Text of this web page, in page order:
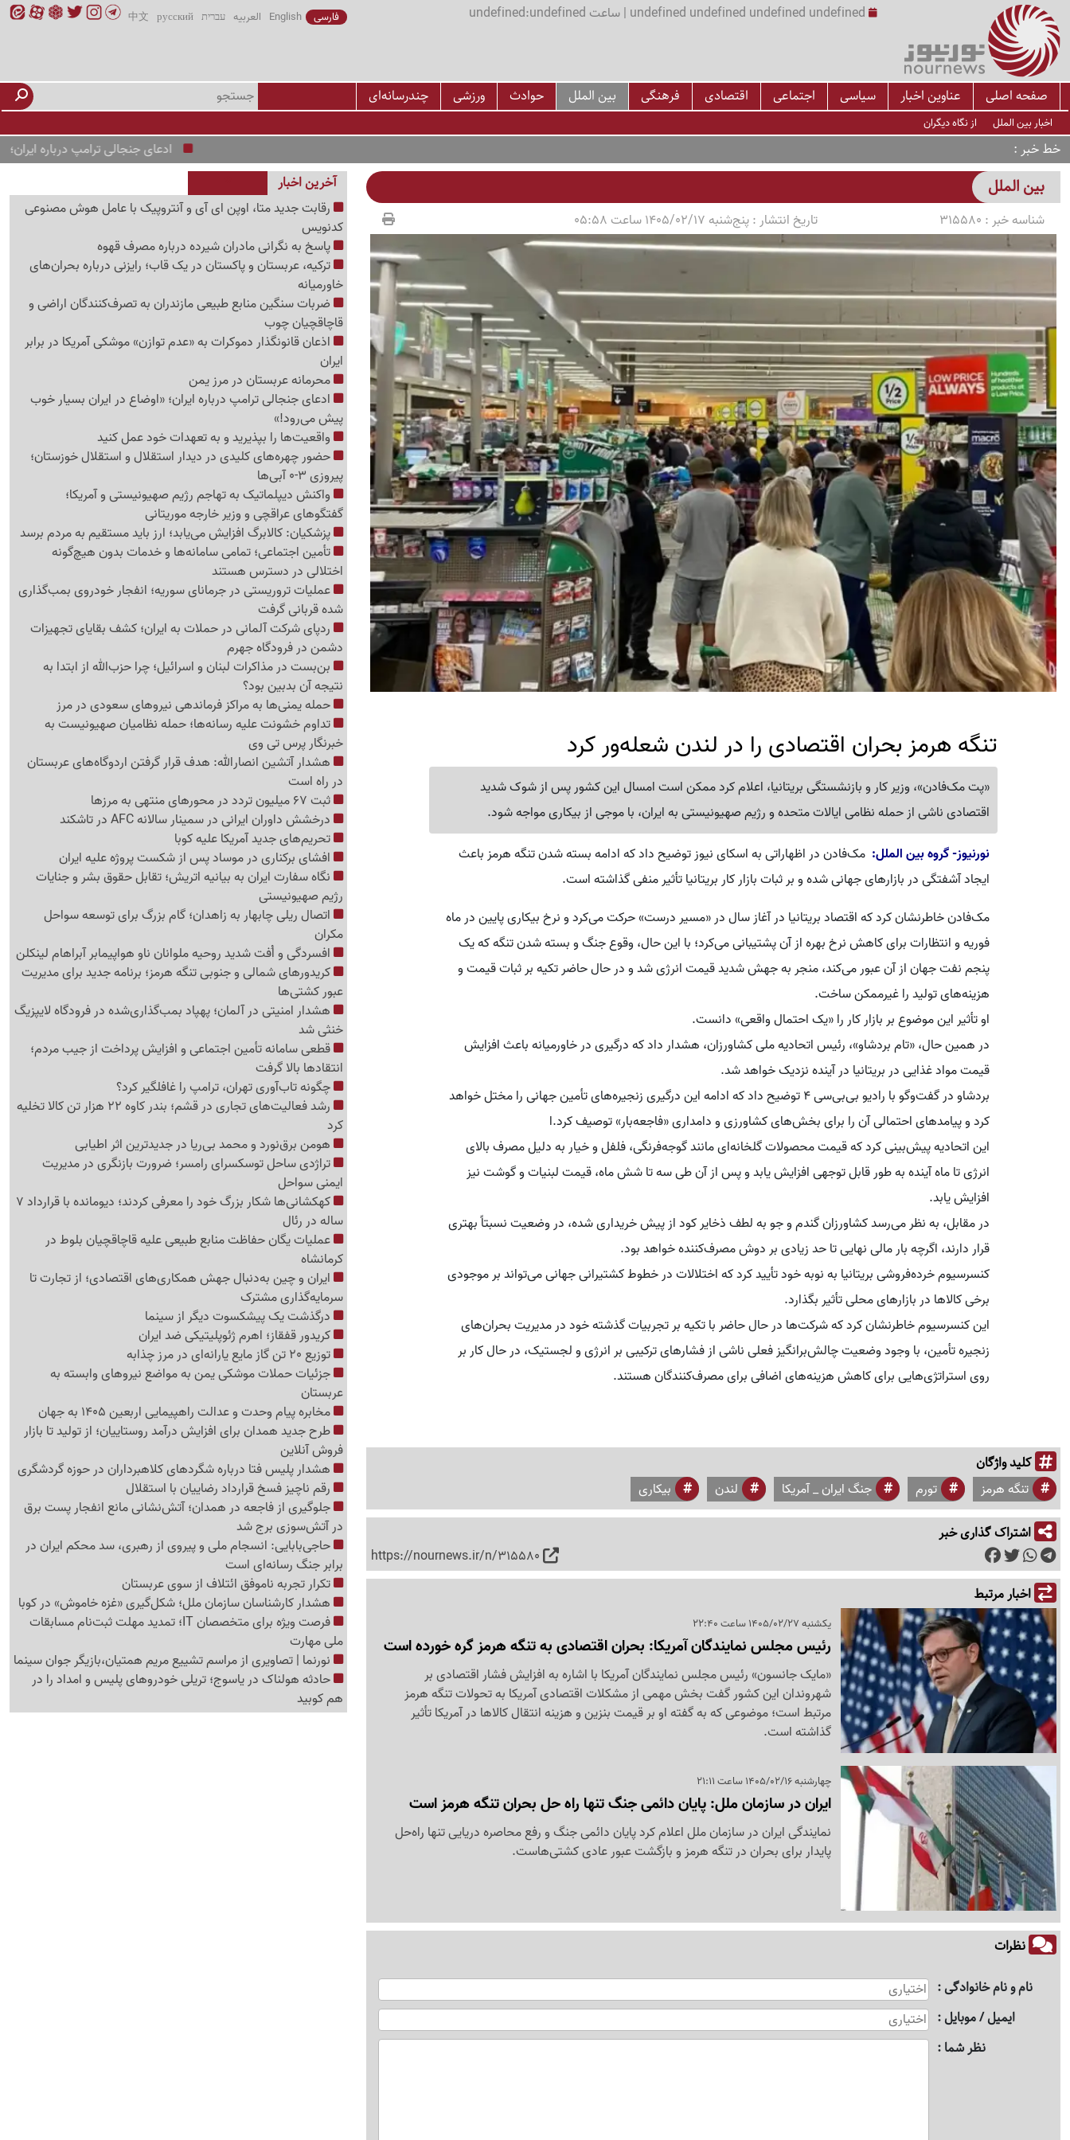
undefined undefined undefined undefined | ساعت undefined:undefined فارسی English العربیه עברית русский
中文
صفحه اصلی عناوین اخبار سیاسی اجتماعی اقتصادی فرهنگی بین الملل حوادث ورزشی چندرسانه‌ای
اخبار بین الملل از نگاه دیگران
خط خبر ادعای جنجالی ترامپ درباره ایران؛
بین الملل
شناسه خبر : 315580 تاریخ انتشار :پنج‌شنبه 1405/02/17 ساعت 05:58
تنگه هرمز بحران اقتصادی را در لندن شعله‌ور کرد
«پت مک‌فادن»، وزیر کار و بازنشستگی بریتانیا، اعلام کرد ممکن است امسال این کشور پس از شوک شدید
اقتصادی ناشی از حمله نظامی ایالات متحده و رژیم صهیونیستی به ایران، با موجی از بیکاری مواجه شود.
نورنیوز- گروه بین الملل: مک‌فادن در اظهاراتی به اسکای نیوز توضیح داد که ادامه بسته شدن تنگه هرمز باعث
ایجاد آشفتگی در بازارهای جهانی شده و بر ثبات بازار کار بریتانیا تأثیر منفی گذاشته است.
مک‌فادن خاطرنشان کرد که اقتصاد بریتانیا در آغاز سال در «مسیر درست» حرکت می‌کرد و نرخ بیکاری پایین در ماه
فوریه و انتظارات برای کاهش نرخ بهره از آن پشتیبانی می‌کرد؛ با این حال، وقوع جنگ و بسته شدن تنگه که یک
پنجم نفت جهان از آن عبور می‌کند، منجر به جهش شدید قیمت انرژی شد و در حال حاضر تکیه بر ثبات قیمت و
هزینه‌های تولید را غیرممکن ساخت.
او تأثیر این موضوع بر بازار کار را «یک احتمال واقعی» دانست.
در همین حال، «تام بردشاو»، رئیس اتحادیه ملی کشاورزان، هشدار داد که درگیری در خاورمیانه باعث افزایش
قیمت مواد غذایی در بریتانیا در آینده نزدیک خواهد شد.
بردشاو در گفت‌وگو با رادیو بی‌بی‌سی ۴ توضیح داد که ادامه این درگیری زنجیره‌های تأمین جهانی را مختل خواهد
کرد و پیامدهای احتمالی آن را برای بخش‌های کشاورزی و دامداری «فاجعه‌بار» توصیف کرد.ا
این اتحادیه پیش‌بینی کرد که قیمت محصولات گلخانه‌ای مانند گوجه‌فرنگی، فلفل و خیار به دلیل مصرف بالای
انرژی تا ماه آینده به طور قابل توجهی افزایش یابد و پس از آن طی سه تا شش ماه، قیمت لبنیات و گوشت نیز
افزایش یابد.
در مقابل، به نظر می‌رسد کشاورزان گندم و جو به لطف ذخایر کود از پیش خریداری شده، در وضعیت نسبتاً بهتری
قرار دارند، اگرچه بار مالی نهایی تا حد زیادی بر دوش مصرف‌کننده خواهد بود.
کنسرسیوم خرده‌فروشی بریتانیا به نوبه خود تأیید کرد که اختلالات در خطوط کشتیرانی جهانی می‌تواند بر موجودی
برخی کالاها در بازارهای محلی تأثیر بگذارد.
این کنسرسیوم خاطرنشان کرد که شرکت‌ها در حال حاضر با تکیه بر تجربیات گذشته خود در مدیریت بحران‌های
زنجیره تأمین، با وجود وضعیت چالش‌برانگیز فعلی ناشی از فشارهای ترکیبی بر انرژی و لجستیک، در حال کار بر
روی استراتژی‌هایی برای کاهش هزینه‌های اضافی برای مصرف‌کنندگان هستند.
کلید واژگان
تنگه هرمز تورم جنگ ایران _ آمریکا لندن بیکاری
اشتراک گذاری خبر
https://nournews.ir/n/315580
اخبار مرتبط
یکشنبه 1405/02/27 ساعت 22:40
رئیس مجلس نمایندگان آمریکا: بحران اقتصادی به تنگه هرمز گره خورده است
«مایک جانسون» رئیس مجلس نمایندگان آمریکا با اشاره به افزایش فشار اقتصادی بر
شهروندان این کشور گفت بخش مهمی از مشکلات اقتصادی آمریکا به تحولات تنگه هرمز
مرتبط است؛ موضوعی که به گفته او بر قیمت بنزین و هزینه انتقال کالاها در آمریکا تأثیر
گذاشته است.
چهارشنبه 1405/02/16 ساعت 21:11
ایران در سازمان ملل: پایان دائمی جنگ تنها راه حل بحران تنگه هرمز است
نمایندگی ایران در سازمان ملل اعلام کرد پایان دائمی جنگ و رفع محاصره دریایی تنها راه‌حل
پایدار برای بحران در تنگه هرمز و بازگشت عبور عادی کشتی‌هاست.
نظرات
نام و نام خانوادگی
ایمیل / موبایل
نظر شما
آخرین اخبار
رقابت جدید متا، اوپن ای آی و آنتروپیک با عامل هوش مصنوعی
کدنویس
پاسخ به نگرانی مادران شیرده درباره مصرف قهوه
ترکیه، عربستان و پاکستان در یک قاب؛ رایزنی درباره بحران‌های
خاورمیانه
ضربات سنگین منابع طبیعی مازندران به تصرف‌کنندگان اراضی و
قاچاقچیان چوب
اذعان قانونگذار دموکرات به «عدم توازن» موشکی آمریکا در برابر
ایران
محرمانه عربستان در مرز یمن
ادعای جنجالی ترامپ درباره ایران؛ «اوضاع در ایران بسیار خوب
پیش می‌رود!»
واقعیت‌ها را بپذیرید و به تعهدات خود عمل کنید
حضور چهره‌های کلیدی در دیدار استقلال و استقلال خوزستان؛
پیروزی 3-0 آبی‌ها
واکنش دیپلماتیک به تهاجم رژیم صهیونیستی و آمریکا؛
گفتگوهای عراقچی و وزیر خارجه موریتانی
پزشکیان: کالابرگ افزایش می‌یابد؛ ارز باید مستقیم به مردم برسد
تأمین اجتماعی؛ تمامی سامانه‌ها و خدمات بدون هیچ‌گونه
اختلالی در دسترس هستند
عملیات تروریستی در جرمانای سوریه؛ انفجار خودروی بمب‌گذاری
شده قربانی گرفت
ردپای شرکت آلمانی در حملات به ایران؛ کشف بقایای تجهیزات
دشمن در فرودگاه جهرم
بن‌بست در مذاکرات لبنان و اسرائیل؛ چرا حزب‌الله از ابتدا به
نتیجه آن بدبین بود؟
حمله یمنی‌ها به مراکز فرماندهی نیروهای سعودی در مرز
تداوم خشونت علیه رسانه‌ها؛ حمله نظامیان صهیونیست به
خبرنگار پرس تی وی
هشدار آتشین انصارالله: هدف قرار گرفتن اردوگاه‌های عربستان
در راه است
ثبت 67 میلیون تردد در محورهای منتهی به مرزها
درخشش داوران ایرانی در سمینار سالانه AFC در تاشکند
تحریم‌های جدید آمریکا علیه کوبا
افشای برکناری در موساد پس از شکست پروژه علیه ایران
نگاه سفارت ایران به بیانیه اتریش؛ تقابل حقوق بشر و جنایات
رژیم صهیونیستی
اتصال ریلی چابهار به زاهدان؛ گام بزرگ برای توسعه سواحل
مکران
افسردگی و اُفت شدید روحیه ملوانان ناو هواپیمابر آبراهام لینکلن
کریدورهای شمالی و جنوبی تنگه هرمز؛ برنامه جدید برای مدیریت
عبور کشتی‌ها
هشدار امنیتی در آلمان؛ پهپاد بمب‌گذاری‌شده در فرودگاه لایپزیگ
خنثی شد
قطعی سامانه تأمین اجتماعی و افزایش پرداخت از جیب مردم؛
انتقادها بالا گرفت
چگونه تاب‌آوری تهران، ترامپ را غافلگیر کرد؟
رشد فعالیت‌های تجاری در قشم؛ بندر کاوه 22 هزار تن کالا تخلیه
کرد
هومن برق‌نورد و محمد بی‌ریا در جدیدترین اثر اطیابی
تراژدی ساحل توسکسرای رامسر؛ ضرورت بازنگری در مدیریت
ایمنی سواحل
کهکشانی‌ها شکار بزرگ خود را معرفی کردند؛ دیومانده با قرارداد 7
ساله در رئال
عملیات یگان حفاظت منابع طبیعی علیه قاچاقچیان بلوط در
کرمانشاه
ایران و چین به‌دنبال جهش همکاری‌های اقتصادی؛ از تجارت تا
سرمایه‌گذاری مشترک
درگذشت یک پیشکسوت دیگر از سینما
کریدور قفقاز؛ اهرم ژئوپلیتیکی ضد ایران
توزیع 20 تن گاز مایع یارانه‌ای در مرز چذابه
جزئیات حملات موشکی یمن به مواضع نیروهای وابسته به
عربستان
مخابره پیام وحدت و عدالت راهپیمایی اربعین 1405 به جهان
طرح جدید همدان برای افزایش درآمد روستاییان؛ از تولید تا بازار
فروش آنلاین
هشدار پلیس فتا درباره شگردهای کلاهبرداران در حوزه گردشگری
رقم ناچیز فسخ قرارداد رضاییان با استقلال
جلوگیری از فاجعه در همدان؛ آتش‌نشانی مانع انفجار پست برق
در آتش‌سوزی برج شد
حاجی‌بابایی: انسجام ملی و پیروی از رهبری، سد محکم ایران در
برابر جنگ رسانه‌ای است
تکرار تجربه ناموفق ائتلاف از سوی عربستان
هشدار کارشناسان سازمان ملل؛ شکل‌گیری «غزه‌ خاموش» در کوبا
فرصت ویژه برای متخصصان IT؛ تمدید مهلت ثبت‌نام مسابقات
ملی مهارت
نورنما | تصاویری از مراسم تشییع مریم همتیان،بازیگر جوان سینما
حادثه هولناک در یاسوج؛ تریلی خودروهای پلیس و امداد را در
هم کوبید